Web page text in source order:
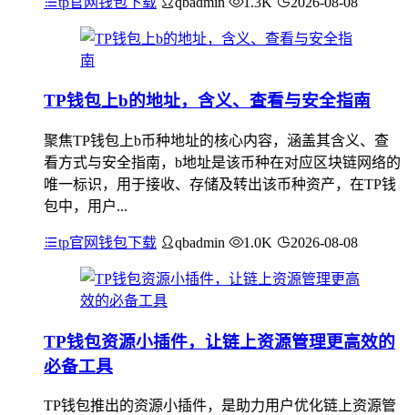
TP钱包上b的地址，含义、查看与安全指南
聚焦TP钱包上b币种地址的核心内容，涵盖其含义、查
看方式与安全指南，b地址是该币种在对应区块链网络的
唯一标识，用于接收、存储及转出该币种资产，在TP钱
包中，用户...
tp官网钱包下载 qbadmin 1.0K 2026-08-08
TP钱包资源小插件，让链上资源管理更高效的
必备工具
TP钱包推出的资源小插件，是助力用户优化链上资源管